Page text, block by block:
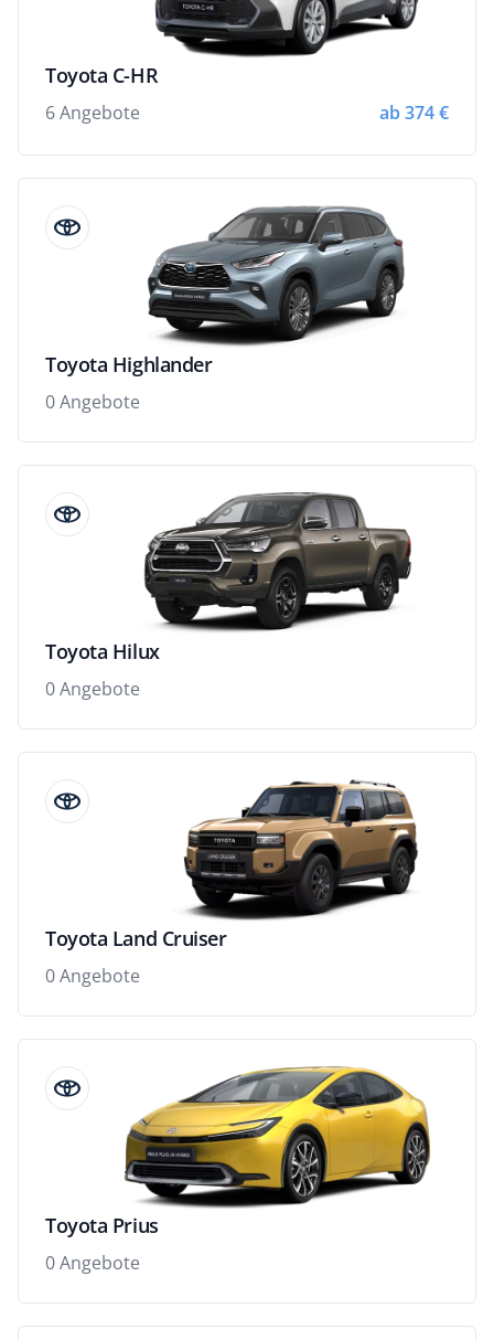
Toyota C-HR
6 Angebote ab 374 €
Toyota Highlander
0 Angebote
Toyota Hilux
0 Angebote
Toyota Land Cruiser
0 Angebote
Toyota Prius
0 Angebote